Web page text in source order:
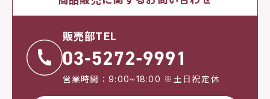
販売部TEL
営業時間：9:00~18:00 ※土日祝定休